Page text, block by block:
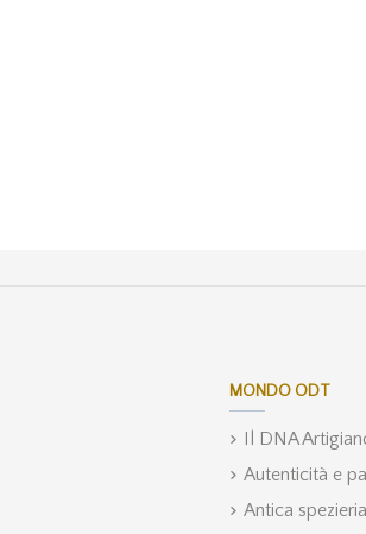
MONDO ODT
Il DNA
Autenticità e
Antica